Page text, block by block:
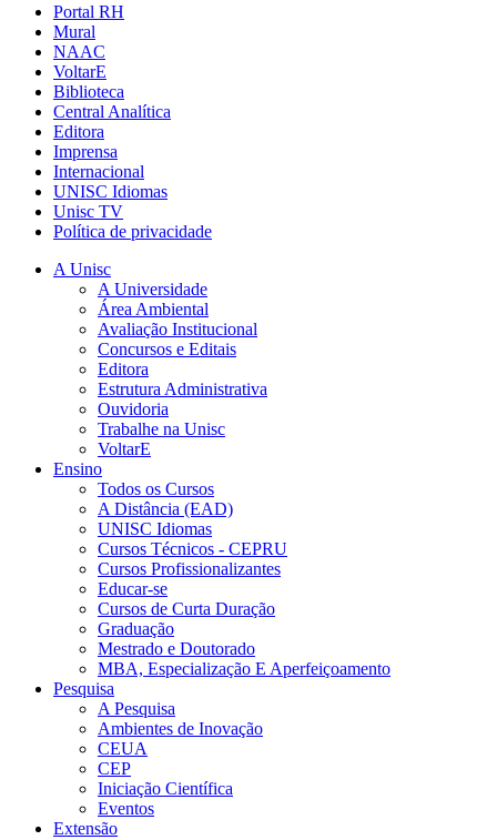
Portal RH
Mural
NAAC
VoltarE
Biblioteca
Central Analítica
Editora
Imprensa
Internacional
UNISC Idiomas
Unisc TV
Política de privacidade
A Unisc
A Universidade
Área Ambiental
Avaliação Institucional
Concursos e Editais
Editora
Estrutura Administrativa
Ouvidoria
Trabalhe na Unisc
VoltarE
Ensino
Todos os Cursos
A Distância (EAD)
UNISC Idiomas
Cursos Técnicos - CEPRU
Cursos Profissionalizantes
Educar-se
Cursos de Curta Duração
Graduação
Mestrado e Doutorado
MBA, Especialização E Aperfeiçoamento
Pesquisa
A Pesquisa
Ambientes de Inovação
CEUA
CEP
Iniciação Científica
Eventos
Extensão